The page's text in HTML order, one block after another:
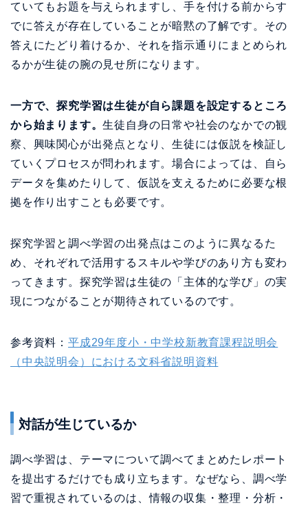
ていてもお題を与えられますし、手を付ける前からす
でに答えが存在していることが暗黙の了解です。その
答えにたどり着けるか、それを指示通りにまとめられ
るかが生徒の腕の見せ所になります。
一方で、探究学習は生徒が自ら課題を設定するところ
から始まります。生徒自身の日常や社会のなかでの観
察、興味関心が出発点となり、生徒には仮説を検証し
ていくプロセスが問われます。場合によっては、自ら
データを集めたりして、仮説を支えるために必要な根
拠を作り出すことも必要です。
探究学習と調べ学習の出発点はこのように異なるた
め、それぞれで活用するスキルや学びのあり方も変わ
ってきます。探究学習は生徒の「主体的な学び」の実
現につながることが期待されているのです。
参考資料： 平成29年度小・中学校新教育課程説明会
（中央説明会）における文科省説明資料
対話が生じているか
調べ学習は、テーマについて調べてまとめたレポート
を提出するだけでも成り立ちます。なぜなら、調べ学
習で重視されているのは、情報の収集・整理・分析・